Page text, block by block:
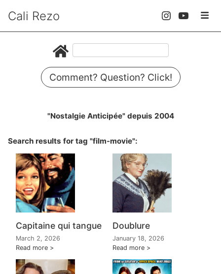
Cali Rezo
Comment? Question? Click!
"Nostalgie Anticipée" depuis 2004
Search results for tag "film-movie":
Capitaine qui tangue
March 2, 2026
Read more
Doublure
January 18, 2026
Read more